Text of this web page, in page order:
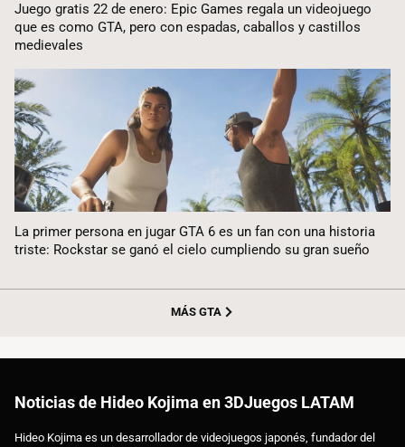
Juego gratis 22 de enero: Epic Games regala un videojuego
que es como GTA, pero con espadas, caballos y castillos
medievales
La primer persona en jugar GTA 6 es un fan con una historia
triste: Rockstar se ganó el cielo cumpliendo su gran sueño
MÁS GTA
Noticias de Hideo Kojima en 3DJuegos LATAM
Hideo Kojima es un desarrollador de videojuegos japonés, fundador del